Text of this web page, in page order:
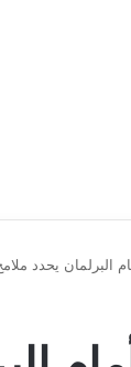
يحدد ملامح